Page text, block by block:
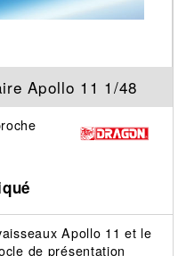
Apollo 11 1/48
Apollo 11 et le
de présentation